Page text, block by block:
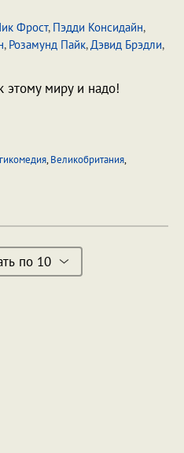
Фрост, Пэдди Консидайн,
, Розамунд Пайк,Дэвид Брэдли,
этому миру и надо!
,Великобритания,
по 10